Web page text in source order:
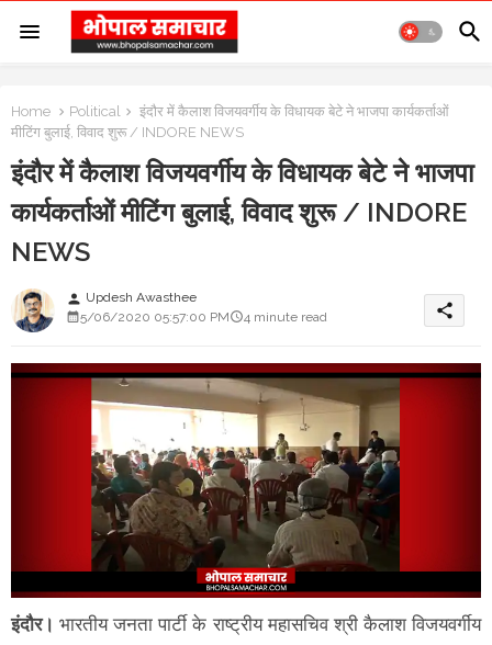
Home Political
इंदौर में कैलाश विजयवर्गीय के विधायक बेटे ने भाजपा कार्यकर्ताओं
मीटिंग बुलाई, विवाद शुरू / INDORE NEWS
इंदौर में कैलाश विजयवर्गीय के विधायक बेटे ने भाजपा
कार्यकर्ताओं मीटिंग बुलाई, विवाद शुरू / INDORE
NEWS
person Updesh Awasthee
5/06/2020 05:57:00 PM
4 minute read share
इंदौर।भारतीय जनता पार्टी के राष्ट्रीय महासचिव श्री कैलाश विजयवर्गीय